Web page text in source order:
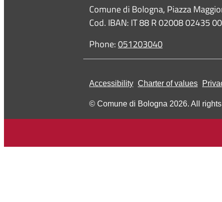
Contacts
Comune di Bologna, Piazza
Cod. IBAN: IT 88 R 02008 02435
Phone:051203040
Accessibility Charter of values
© Comune di Bologna 2026. All